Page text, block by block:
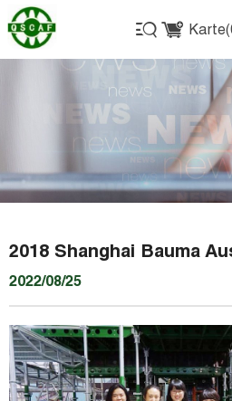
Karte(
2018 Shanghai Bauma
2022/08/25